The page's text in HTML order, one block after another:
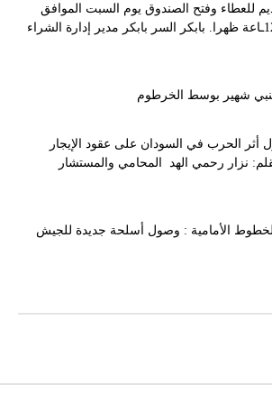
للعطاء وفتح الصندوق يوم السبت الموافق
2025/7/12م السـ12ـاعة ظهرا. بابكر السر بابكر مدير إدارة الشراء
شهير بوسط الخرطوم
أثر الحرب في السودان على عقود الإيجار
نزار رحمي الهد المحامي والمستشار
الأمامية : وصول أسلحة جديدة للجيش